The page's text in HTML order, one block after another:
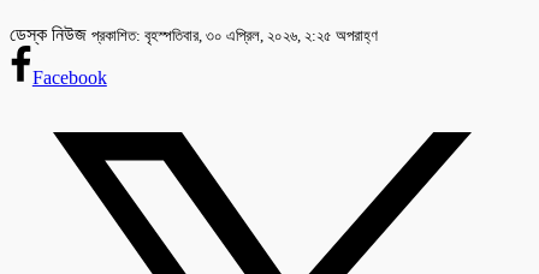
ডেস্ক নিউজ প্রকাশিত: বৃহস্পতিবার, ৩০ এপ্রিল, ২০২৬, ২:২৫ অপরাহ্ণ
Facebook